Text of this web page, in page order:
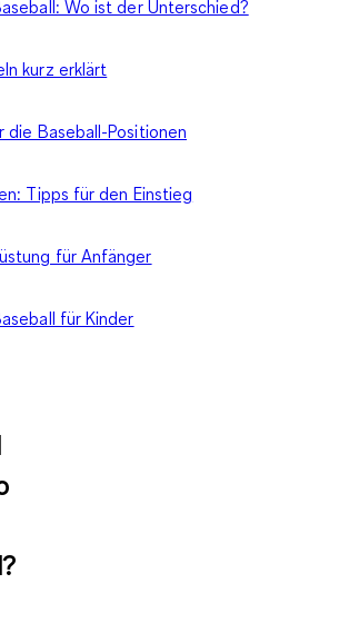
Wo ist der Unterschied?
kurz erklärt
die Baseball-Positionen
Tipps für den Einstieg
für Anfänger
für Kinder